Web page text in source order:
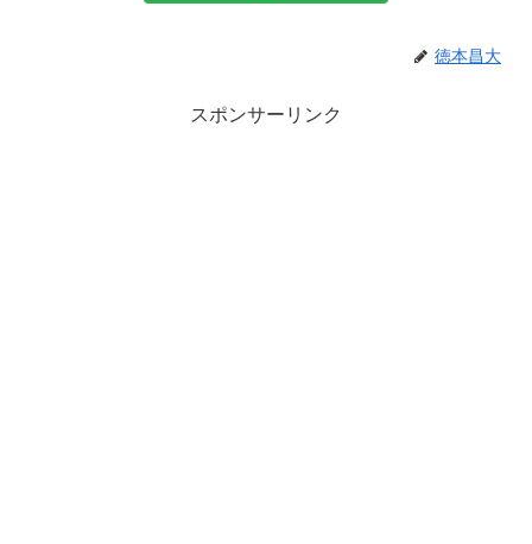
徳本昌大
スポンサーリンク